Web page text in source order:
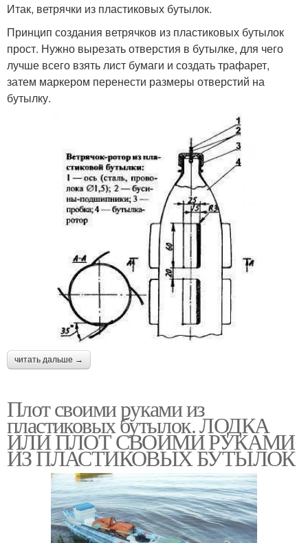
Итак, ветрячки из пластиковых бутылок.
Принцип создания ветрячков из пластиковых бутылок
прост. Нужно вырезать отверстия в бутылке, для чего
лучше всего взять лист бумаги и создать трафарет,
затем маркером перенести размеры отверстий на
бутылку.
читать дальше →
Плот своими руками из
пластиковых бутылок. ЛОДКА
ИЛИ ПЛОТ СВОИМИ РУКАМИ
ИЗ ПЛАСТИКОВЫХ БУТЫЛОК